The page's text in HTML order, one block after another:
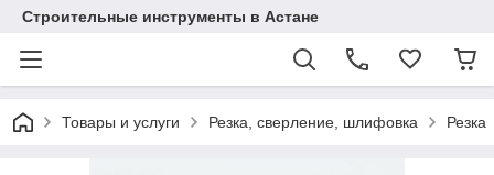
Строительные инструменты в Астане
Товары и услуги Резка, сверление, шлифовка Резка